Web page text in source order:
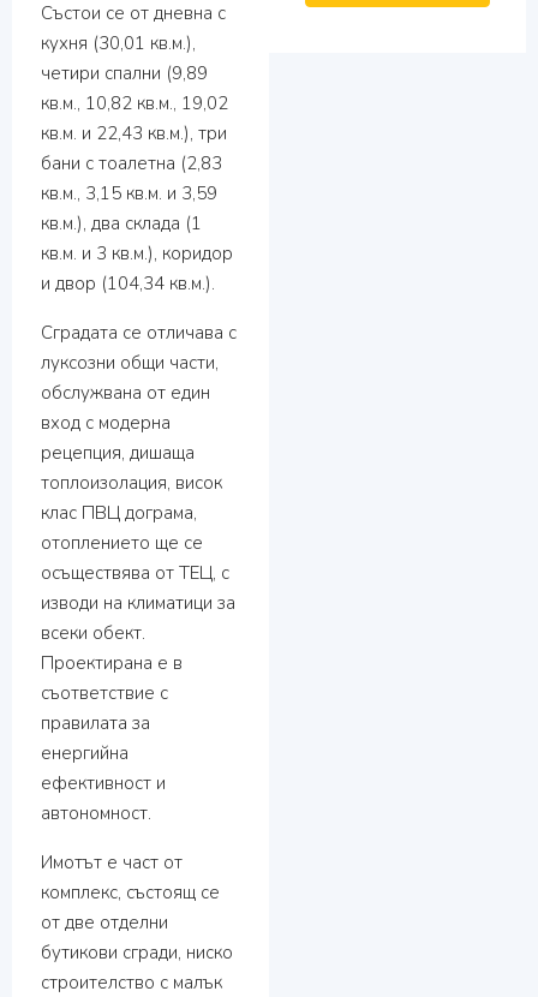
Състои се от дневна с
кухня (30,01 кв.м.),
четири спални (9,89
кв.м., 10,82 кв.м., 19,02
кв.м. и 22,43 кв.м.), три
бани с тоалетна (2,83
кв.м., 3,15 кв.м. и 3,59
кв.м.), два склада (1
кв.м. и 3 кв.м.), коридор
и двор (104,34 кв.м.).
Сградата се отличава с
луксозни общи части,
обслужвана от един
вход с модерна
рецепция, дишаща
топлоизолация, висок
клас ПВЦ дограма,
отоплението ще се
осъществява от ТЕЦ, с
изводи на климатици за
всеки обект.
Проектирана е в
съответствие с
правилата за
енергийна
ефективност и
автономност.
Имотът е част от
комплекс, състоящ се
от две отделни
бутикови сгради, ниско
строителство с малък